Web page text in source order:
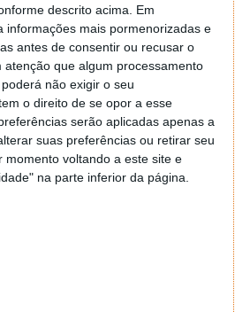
descrito acima. Em
informações mais pormenorizadas e
antes de consentir ou recusar o
atenção que algum processamento
não exigir o seu
o direito de se opor a esse
serão aplicadas apenas a
suas preferências ou retirar seu
momento voltando a este site e
na parte inferior da página.
faça uma sugestão
elétrica Tesla Cybertruck